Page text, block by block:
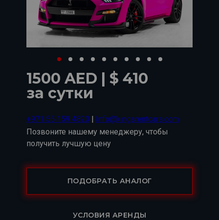
ПОДОБРАТЬ АНАЛОГ
1500 AED | $ 410
за сутки
УСЛОВИЯ АРЕНДЫ
+971 55 159 4820 | Info@kingsrentcars.com
Позвоните нашему менеджеру, чтобы
получить лучшую цену